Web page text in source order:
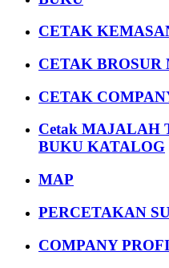
CETAK
CETAK BROSUR
CETAK
Cetak MAJALAH
BUKU KATALOG
MAP
PERCETAKAN
COMPANY